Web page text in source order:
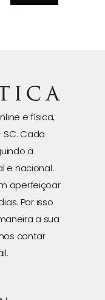
e física,
Cada
a
e nacional.
aperfeiçoar
Por isso
a sua
contar